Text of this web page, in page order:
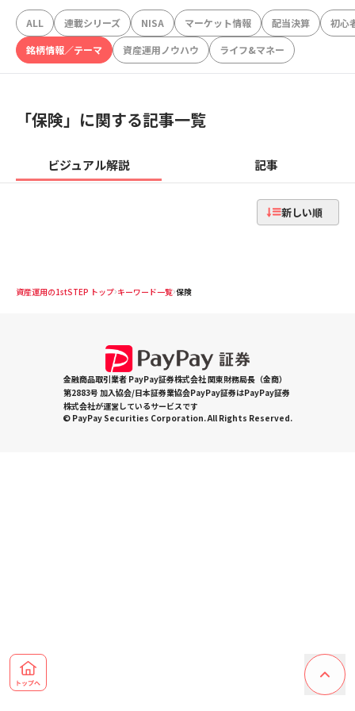
ALL 連載シリーズ NISA マーケット情報 配当決算
初心
銘柄情報／テーマ
資産運用ノウハウ ライフ&マネー
「保険」に関する記事一覧
ビジュアル解説 記事
新しい順
資産運用の1stSTEP トップ キーワード一覧 保険
金融商品取引業者 PayPay証券株式会社 関東財務局長（金商）
第2883号 加入協会/日本証券業協会PayPay証券はPayPay証券
株式会社が運営しているサービスです
© PayPay Securities Corporation. All Rights Reserved.